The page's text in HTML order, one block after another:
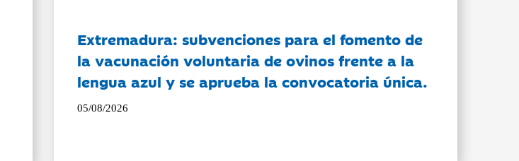
Extremadura: subvenciones para el fomento de
la vacunación voluntaria de ovinos frente a la
lengua azul y se aprueba la convocatoria única.
05/08/2026